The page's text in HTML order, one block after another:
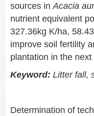
sources inAcacia
nutrient equivalent
327.36kg K/ha,
improve soil fertility
plantation in the next
Keyword: Litter fall,
Determination of